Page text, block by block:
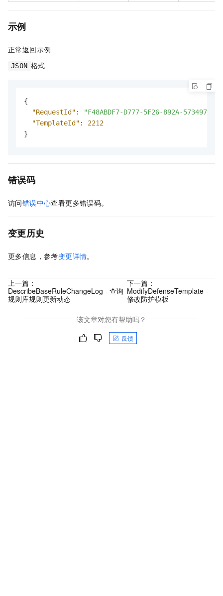
示例
正常返回示例
JSON 格式
{
"RequestId" :
"F48ABDF7-D777-5F26-892A-
"TemplateId" :
2212
}
错误码
访问错误中心查看更多错误码。
变更历史
更多信息，参考变更详情。
上一篇：
DescribeBaseRuleChangeLog - 查询
规则库规则更新动态
下一篇：
ModifyDefenseTemplate -
修改防护模板
该文章对您有帮助吗？
反馈